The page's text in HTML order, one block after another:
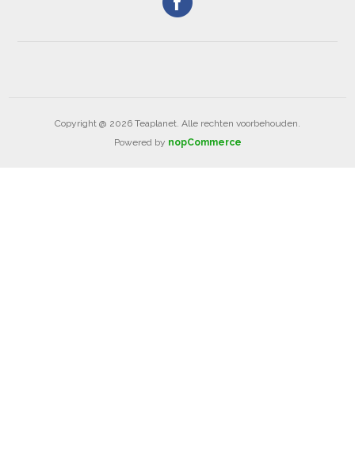
Copyright @ 2026 Teaplanet. Alle rechten voorbehouden.
Powered by nopCommerce